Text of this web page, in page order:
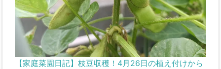
【家庭菜園日記】枝豆収穫！4月26日の植え付けから